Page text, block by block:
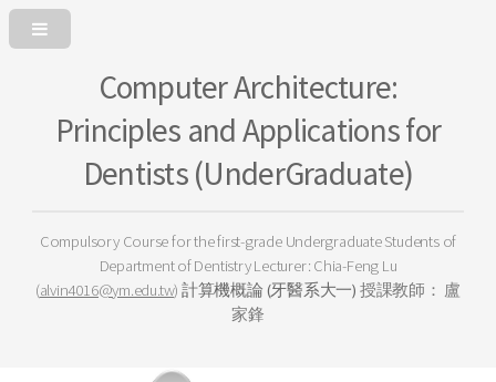
Computer Architecture:
Principles and Applications for
Dentists (UnderGraduate)
Compulsory Course for the first-grade Undergraduate Students of
Department of DentistryLecturer: Chia-Feng Lu
(alvin4016@ym.edu.tw) 計算機概論 (牙醫系大一) 授課教師： 盧
家鋒